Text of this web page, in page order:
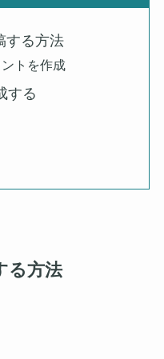
する方法
トを作成
する
る方法